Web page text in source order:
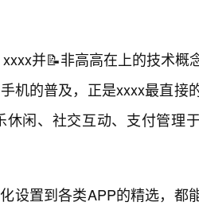
xxxx并📝非高高在上的技术概
机的普及，正是xxxx最直接
闲、社交互动、支付管理
设置到各类APP的精选，都